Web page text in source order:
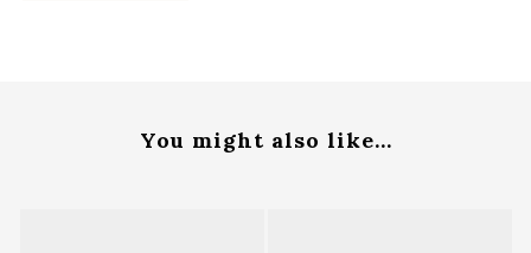
You might also like...